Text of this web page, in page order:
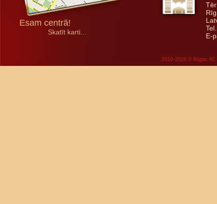
Esam centrā!
Skatīt karti...
E-
2010-2026 © Rīgas